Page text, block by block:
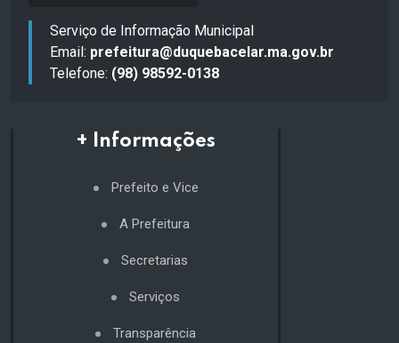
Serviço de Informação Municipal
Email: prefeitura@duquebacelar.ma.gov.br
Telefone: (98) 98592-0138
+ Informações
Prefeito e Vice
A Prefeitura
Secretarias
Serviços
Transparência